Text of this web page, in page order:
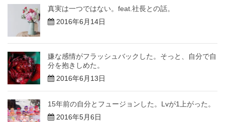
真実は一つではない。feat.社長との話。
2016年6月14日
嫌な感情がフラッシュバックした。そっと、自分で自
分を抱きしめた。
2016年6月13日
15年前の自分とフュージョンした。Lvが1上がった。
2016年5月6日